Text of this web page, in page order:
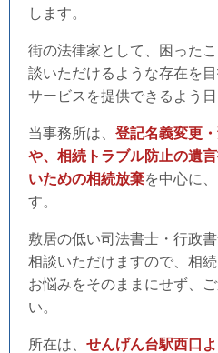
します。
街の法律家として、困った
談いただけるような存在を
サービスを提供できるよう
当事務所は、 登記名義変更
や、相続トラブル防止の遺
いための相続放棄を中心に
す。
敷居の低い司法書士・行政
相談いただけますので、相
お悩みをそのままにせず、
い。
所在は、 せんげん台駅西口